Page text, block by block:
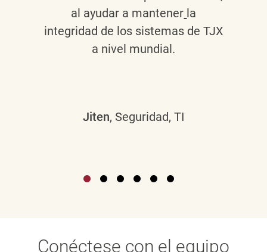
al ayudar a mantener la
integridad de los sistemas de TJX
a nivel mundial.
Jiten, Seguridad, TI
Conéctese con el equipo